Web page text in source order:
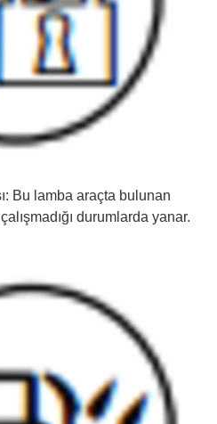
Bu lamba araçta bulunan
durumlarda yanar.